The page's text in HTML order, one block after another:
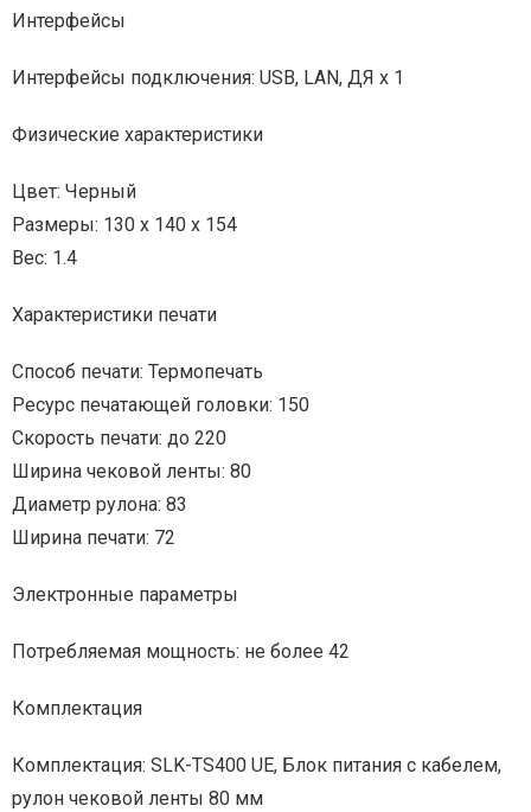
Интерфейсы
Интерфейсы подключения: USB, LAN, ДЯ х 1
Физические характеристики
Цвет: Черный
Размеры: 130 x 140 x 154
Вес: 1.4
Характеристики печати
Способ печати: Термопечать
Ресурс печатающей головки: 150
Скорость печати: до 220
Ширина чековой ленты: 80
Диаметр рулона: 83
Ширина печати: 72
Электронные параметры
Потребляемая мощность: не более 42
Комплектация
Комплектация: SLK-TS400 UE, Блок питания с кабелем,
рулон чековой ленты 80 мм